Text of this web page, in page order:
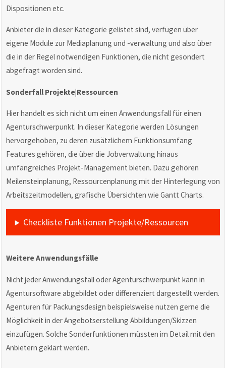
Dispositionen etc.
Anbieter die in dieser Kategorie gelistet sind, verfügen über
eigene Module zur Mediaplanung und -verwaltung und also über
die in der Regel notwendigen Funktionen, die nicht gesondert
abgefragt worden sind.
Sonderfall Projekte|Ressourcen
Hier handelt es sich nicht um einen Anwendungsfall für einen
Agenturschwerpunkt. In dieser Kategorie werden Lösungen
hervorgehoben, zu deren zusätzlichem Funktionsumfang
Features gehören, die über die Jobverwaltung hinaus
umfangreiches Projekt-Management bieten. Dazu gehören
Meilensteinplanung, Ressourcenplanung mit der Hinterlegung von
Arbeitszeitmodellen, grafische Übersichten wie Gantt Charts.
Checkliste Funktionen Projekte/Ressourcen
Weitere Anwendungsfälle
Nicht jeder Anwendungsfall oder Agenturschwerpunkt kann in
Agentursoftware abgebildet oder differenziert dargestellt werden.
Agenturen für Packungsdesign beispielsweise nutzen gerne die
Möglichkeit in der Angebotserstellung Abbildungen/Skizzen
einzufügen. Solche Sonderfunktionen müssten im Detail mit den
Anbietern geklärt werden.